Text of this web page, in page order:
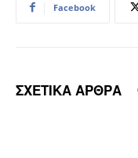
Facebook
ΣΧΕΤΙΚΑ ΑΡΘΡΑ